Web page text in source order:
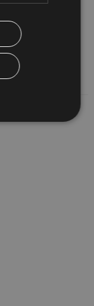
storia delle
che fu